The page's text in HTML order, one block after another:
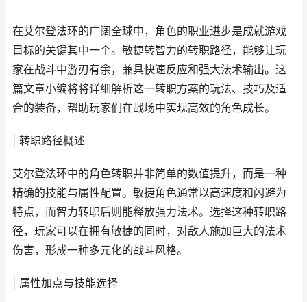
在艾尔登法环的广阔全球中，角色的职业进步是成就游戏
目标的关键其中一个。敏捷转智力的转职路径，能够让玩
家在战斗中游刃有余，兼具快速反应和强大法术输出。这
篇文章小编将将详细解析这一转职方案的玩法、技巧及适
合的装备，帮助玩家们在战场中实现高效的角色成长。
| 转职路径概述
艾尔登法环中的角色转职并非简单的数值提升，而是一种
精确的技能与属性配置。敏捷角色通常以高速度和闪避为
特点，而智力转职后则能释放强力法术。选择这种转职路
径，玩家可以在拥有敏捷的同时，对敌人施加巨大的法术
伤害，形成一种多元化的战斗风格。
| 属性加点与技能选择